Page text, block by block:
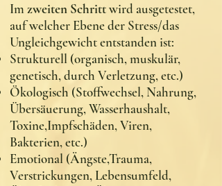
Im zweiten Schrittwird ausgetestet,
auf welcher Ebene der Stress/das
Ungleichgewicht entstanden ist:
Strukturell (organisch, muskulär,
genetisch, durch Verletzung, etc.)
Ökologisch (Stoffwechsel, Nahrung,
Übersäuerung, Wasserhaushalt,
Toxine,Impfschäden, Viren,
Bakterien, etc.)
Emotional (Ängste,Trauma,
Verstrickungen, Lebensumfeld,